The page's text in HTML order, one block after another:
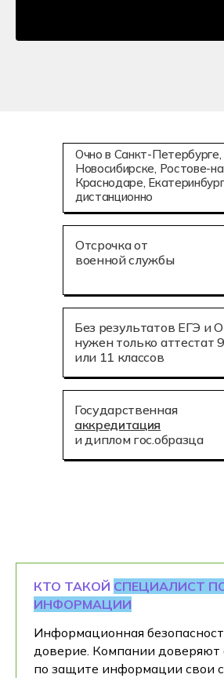
Государственная
аккредитация
и диплом гос.образца
Отсрочка от
военной службы
Без результатов ЕГЭ и
нужен только аттестат 9
или 11 классов
Очно в Санкт-
Новосибирске, Ростове-
Краснодаре,
дистанционно
КТО ТАКОЙ СПЕЦИАЛИСТ
ИНФОРМАЦИИ
Информационная
доверие. Компании доверяют
по защите информации свои